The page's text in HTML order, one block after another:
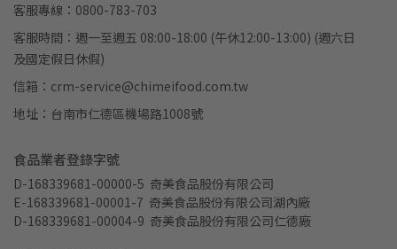
客服專線：0800-783-703
客服時間：週一至週五 08:00-18:00 (午休12:00-13:00) (週六日
及國定假日休假)
信箱：crm-service@chimeifood.com.tw
地址：台南市仁德區機場路1008號
食品業者登錄字號
D-168339681-00000-5  奇美食品股份有限公司
E-168339681-00001-7  奇美食品股份有限公司湖內廠
D-168339681-00004-9  奇美食品股份有限公司仁德廠